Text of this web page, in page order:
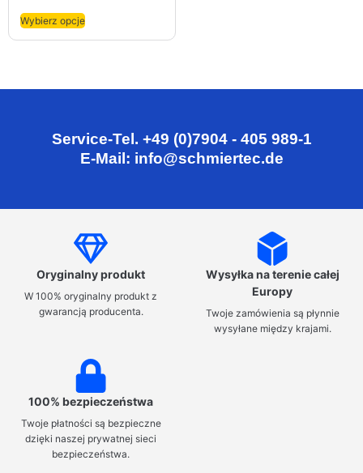
Wybierz opcje
Service-Tel. +49 (0)7904 - 405 989-1
E-Mail: info@schmiertec.de
Oryginalny produkt
W 100% oryginalny produkt z
gwarancją producenta.
Wysyłka na terenie całej
Europy
Twoje zamówienia są płynnie
wysyłane między krajami.
100% bezpieczeństwa
Twoje płatności są bezpieczne
dzięki naszej prywatnej sieci
bezpieczeństwa.